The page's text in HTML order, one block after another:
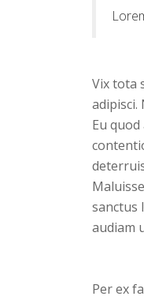
Vix tota
adipisci.
Eu
sanctus
audiam
Per ex